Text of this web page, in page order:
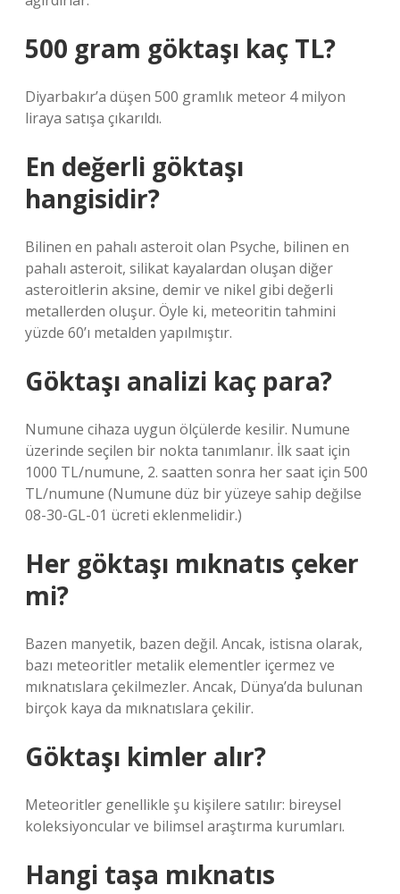
500 gram göktaşı kaç TL?
Diyarbakır’a düşen 500 gramlık meteor 4 milyon
liraya satışa çıkarıldı.
En değerli göktaşı
hangisidir?
Bilinen en pahalı asteroit olan Psyche, bilinen en
pahalı asteroit, silikat kayalardan oluşan diğer
asteroitlerin aksine, demir ve nikel gibi değerli
metallerden oluşur. Öyle ki, meteoritin tahmini
yüzde 60’ı metalden yapılmıştır.
Göktaşı analizi kaç para?
Numune cihaza uygun ölçülerde kesilir. Numune
üzerinde seçilen bir nokta tanımlanır. İlk saat için
1000 TL/numune, 2. saatten sonra her saat için 500
TL/numune (Numune düz bir yüzeye sahip değilse
08-30-GL-01 ücreti eklenmelidir.)
Her göktaşı mıknatıs çeker
mi?
Bazen manyetik, bazen değil. Ancak, istisna olarak,
bazı meteoritler metalik elementler içermez ve
mıknatıslara çekilmezler. Ancak, Dünya’da bulunan
birçok kaya da mıknatıslara çekilir.
Göktaşı kimler alır?
Meteoritler genellikle şu kişilere satılır: bireysel
koleksiyoncular ve bilimsel araştırma kurumları.
Hangi taşa mıknatıs